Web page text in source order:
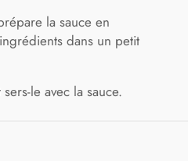
la sauce en
dans un petit
le avec la sauce.